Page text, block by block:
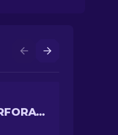
WAVES PERFORATED